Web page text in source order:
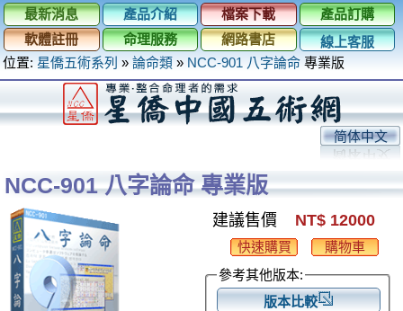
最新消息 產品介紹 檔案下載
產品訂購
軟體註冊
命理服務 網路書店
線上客服
位置: 星僑五術系列 » 論命類 » NCC-901 八字論命 專業版
简体中文
NCC-901 八字論命 專業版
建議售價 NT$ 12000
購物車
快速購買
參考其他版本:
版本比較